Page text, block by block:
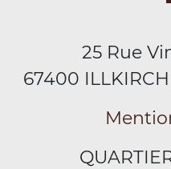
25 Rue
67400